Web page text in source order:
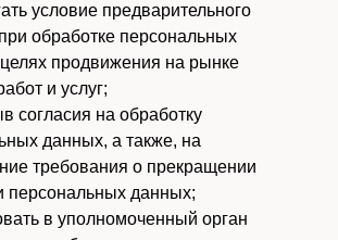
условие предварительного
обработке персональных
продвижения на рынке
и услуг;
согласия на обработку
данных, а также, на
требования о прекращении
персональных данных;
в уполномоченный орган